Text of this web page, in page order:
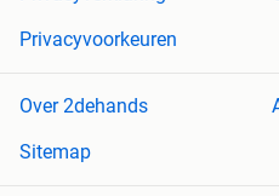
Privacyvoorkeuren
Over 2dehands
Sitemap